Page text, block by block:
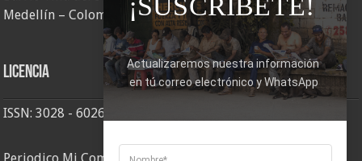
Medellín – Colombia
Licencia
ISSN: 3028 - 6026
¡SUSCRÍBETE!
Actualizaremos nuestra información
en tú correo electrónico y WhatsApp